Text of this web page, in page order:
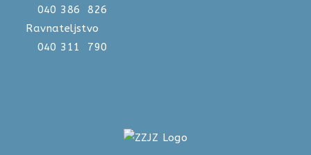
040 386 826
Ravnateljstvo
040 311 790